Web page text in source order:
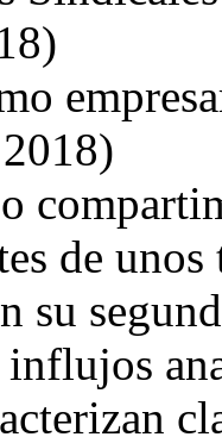
de
su
influjos